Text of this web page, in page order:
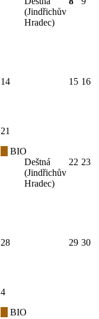
(Jindřichův
Hradec)
14 15 16
21
BIO
Deštná
(Jindřichův
Hradec)
22 23
28 29 30
4
BIO